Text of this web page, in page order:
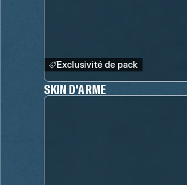
Exclusivité de pack
SKIN D'ARME